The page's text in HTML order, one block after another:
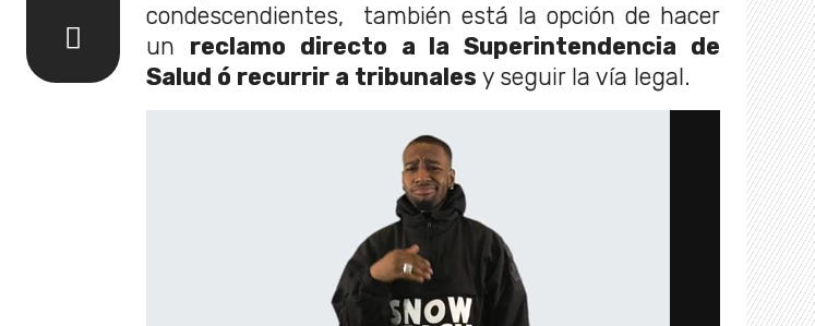
condescendientes, también está la opción de hacer
un reclamo directo a la Superintendencia de
Salud ó recurrir a tribunales y seguir la vía legal.